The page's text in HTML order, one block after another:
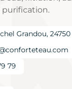
purification.
Grandou,
79